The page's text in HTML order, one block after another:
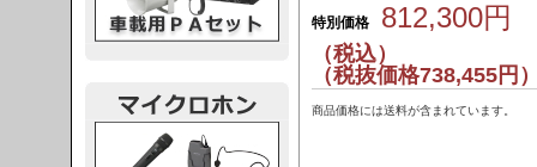
特別価格 812,300円
（税込）
（税抜価格738,455円
商品価格には送料が含まれています。